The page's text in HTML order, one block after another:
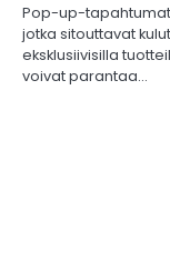
Pop-up-tapahtumat
jotka sitouttavat
eksklusiivisilla
voivat parantaa…